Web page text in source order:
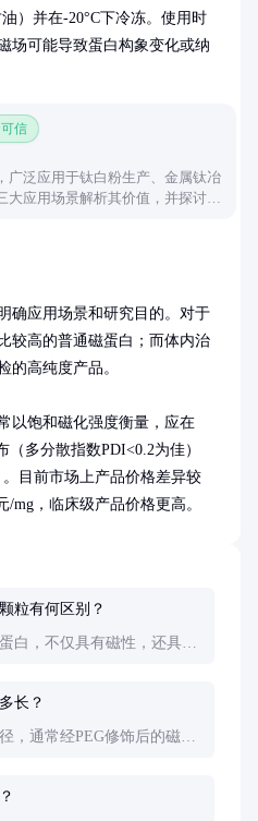
）并在-20°C下冷冻。使用时
场可能导致蛋白构象变化或纳
信
广泛应用于钛白粉生产、金属钛冶
大应用场景解析其价值，并探讨其
确应用场景和研究目的。对于
较高的普通磁蛋白；而体内治
的高纯度产品。
以饱和磁化强度衡量，应在
（多分散指数PDI<0.2为佳）
目前市场上产品价格差异较
/mg，临床级产品价格更高。
粒有何区别？
白，不仅具有磁性，还具备
长？
，通常经PEG修饰后的磁蛋